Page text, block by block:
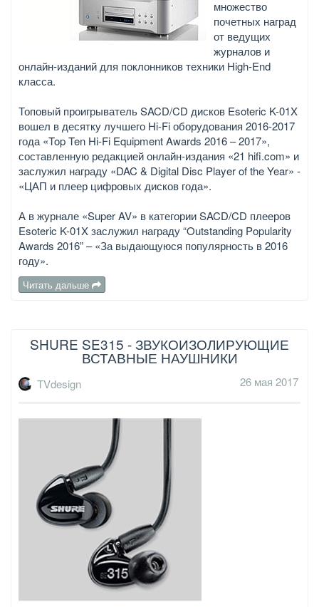
множество
почетных наград
от ведущих
журналов и
онлайн-изданий для поклонников техники High-End
класса.
Топовый проигрыватель SACD/CD дисков Esoteric K-01X
вошел в десятку лучшего Hi-Fi оборудования 2016-2017
года «Top Ten Hi-Fi Equipment Awards 2016 – 2017»,
составленную редакцией онлайн-издания «21 hifi.com» и
заслужил награду «DAC & Digital Disc Player of the Year» -
«ЦАП и плеер цифровых дисков года».
А в журнале «Super AV» в категории SACD/CD плееров
Esoteric K-01X заслужил награду “Outstanding Popularity
Awards 2016” – «За выдающуюся популярность в 2016
году».
Читать дальше
SHURE SE315 - ЗВУКОИЗОЛИРУЮЩИЕ
ВСТАВНЫЕ НАУШНИКИ
TVdesign 26 мая 2017